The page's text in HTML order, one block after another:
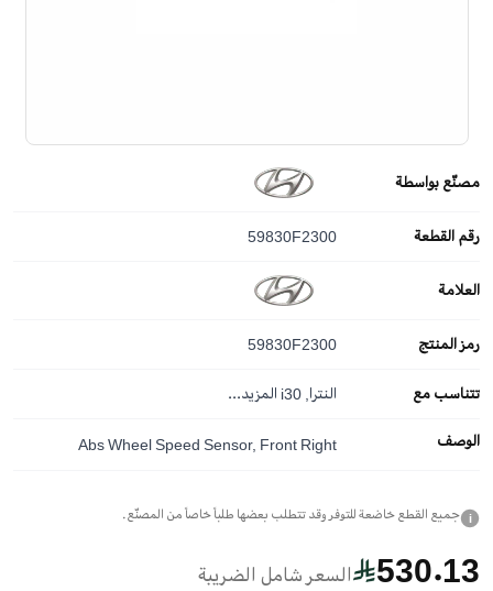
مصنّع بواسطة
رقم القطعة 59830F2300
العلامة
رمز المنتج 59830F2300
تتناسب مع النترا, i30 المزيد...
الوصف Abs Wheel Speed Sensor, Front Right
i جميع القطع خاضعة للتوفر وقد تتطلب بعضها طلباً خاصاً من المصنّع.
530.13 السعر شامل الضريبة